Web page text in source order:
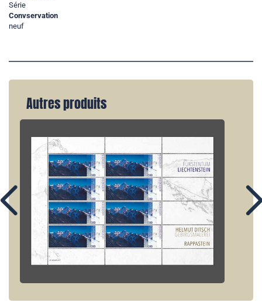
Série
Convservation
neuf
Autres produits